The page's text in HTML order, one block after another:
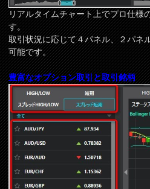
リアルタイムチャート上でプロ仕様
す。
取引状況に応じて４パネル、２パネ
可能です。
豊富なオプション取引と取引銘柄